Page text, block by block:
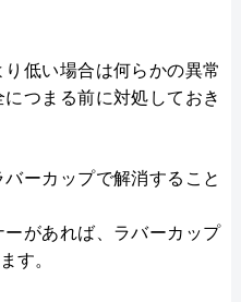
低い場合は何らかの異常
つまる前に対処しておき
ーカップで解消すること
があれば、ラバーカップ
す。